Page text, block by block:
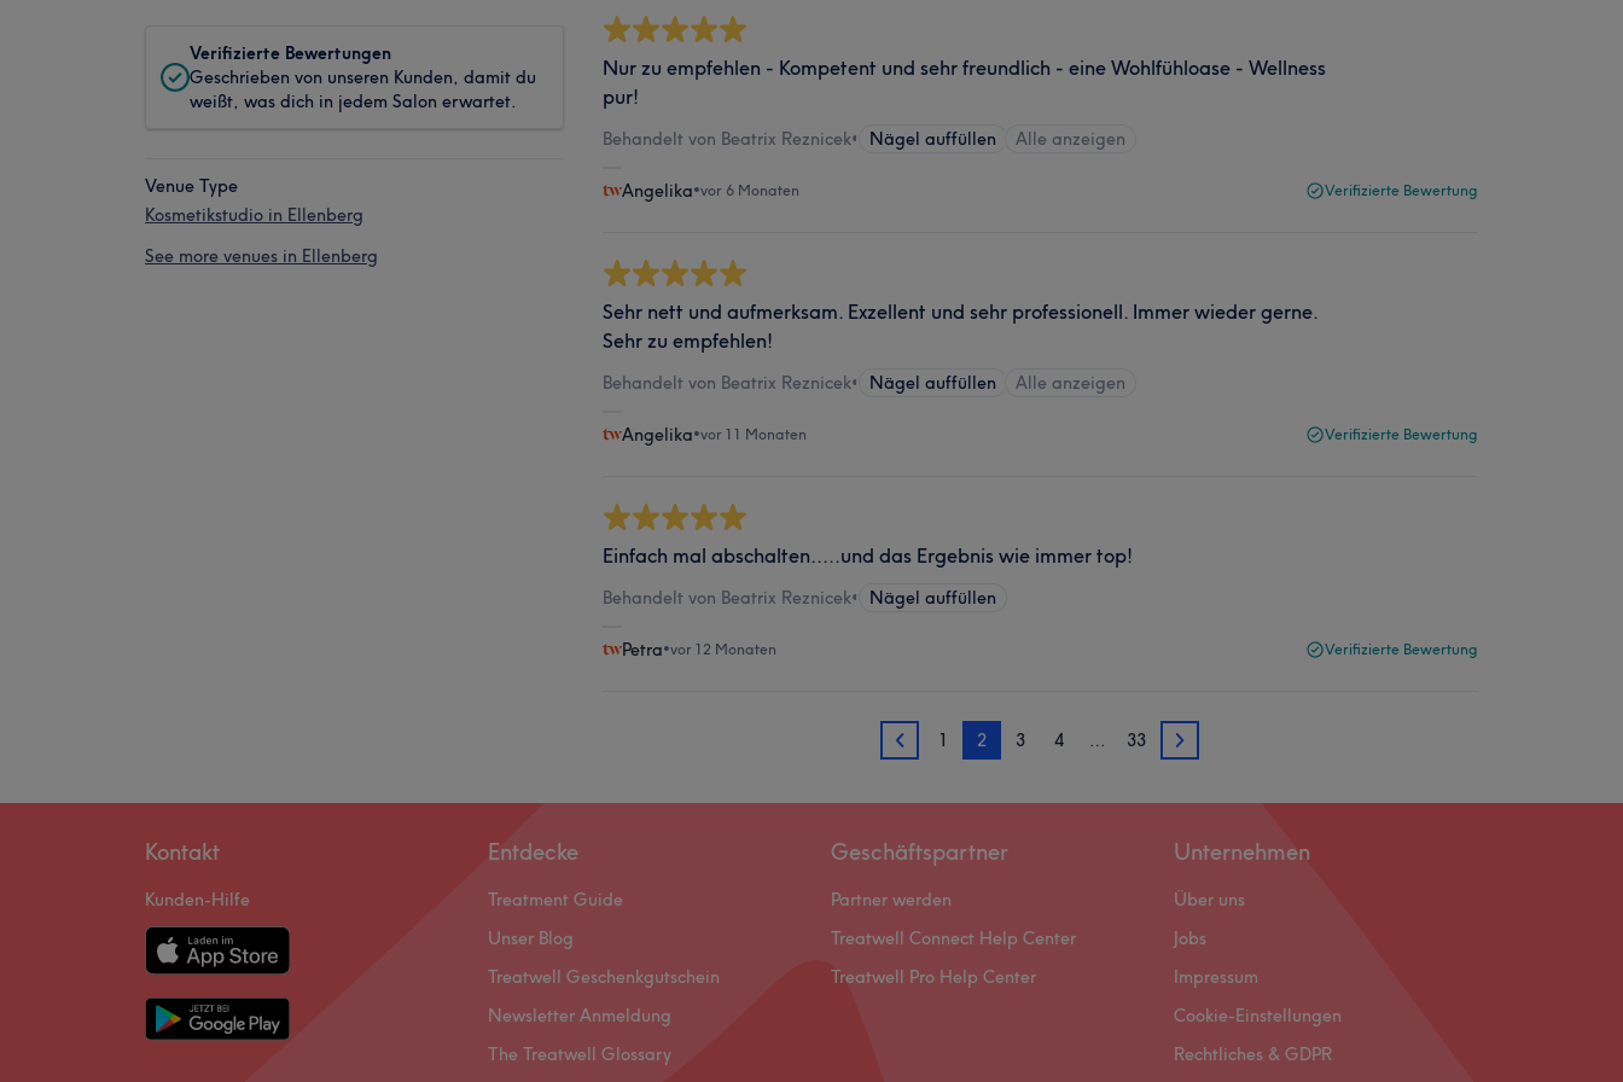
Verifizierte Bewertungen
Geschrieben von unseren Kunden, damit du
weißt, was dich in jedem Salon erwartet.
Venue Type
Kosmetikstudio in Ellenberg
See more venues in Ellenberg
Nur zu empfehlen - Kompetent und sehr freundlich - eine Wohlfühloase - Wellness
pur!
Behandelt von Beatrix Reznicek• Nägel auffüllen Alle anzeigen
Angelika•vor 6 Monaten Verifizierte Bewertung
Sehr nett und aufmerksam. Exzellent und sehr professionell. Immer wieder gerne.
Sehr zu empfehlen!
Behandelt von Beatrix Reznicek• Nägel auffüllen Alle anzeigen
Angelika•vor 11 Monaten Verifizierte Bewertung
Einfach mal abschalten.....und das Ergebnis wie immer top!
Behandelt von Beatrix Reznicek• Nägel auffüllen
Petra•vor 12 Monaten Verifizierte Bewertung
1 1 2 3 4 … 33 3
Kontakt
Kunden-Hilfe
Entdecke
Treatment Guide
Unser Blog
Treatwell Geschenkgutschein
Newsletter Anmeldung
The Treatwell Glossary
Geschäftspartner
Partner werden
Treatwell Connect Help Center
Treatwell Pro Help Center
Unternehmen
Über uns
Jobs
Impressum
Cookie-Einstellungen
Rechtliches & GDPR